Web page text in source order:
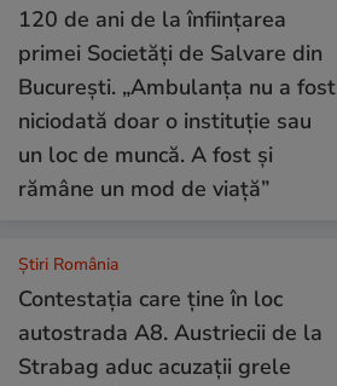
120 de ani de la înființarea
primei Societăți de Salvare din
București. „Ambulanța nu a fost
niciodată doar o instituție sau
un loc de muncă. A fost și
rămâne un mod de viață”
Știri România
Contestația care ține în loc
autostrada A8. Austriecii de la
Strabag aduc acuzații grele